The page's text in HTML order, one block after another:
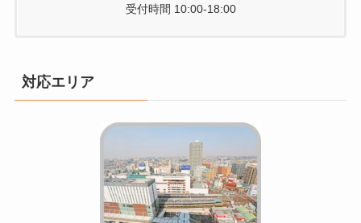
受付時間 10:00-18:00
対応エリア